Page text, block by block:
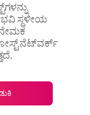
ಸ್ಥಳೀಯ
ನೆಟ್‌ವರ್ಕ್‌